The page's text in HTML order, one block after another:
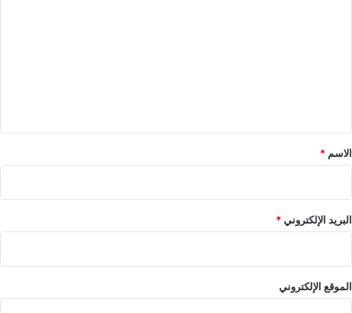
*
الاسم *
البريد الإلكتروني*
الموقع الإلكتروني